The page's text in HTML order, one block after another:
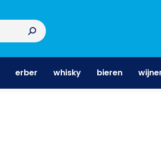
erber whisky bieren